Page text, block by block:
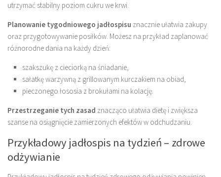
utrzymać stabilny poziom cukru we krwi.
Planowanie tygodniowego jadłospisu znacznie ułatwia zakupy
oraz przygotowywanie posiłków. Możesz na przykład zaplanować
różnorodne dania na każdy dzień:
szakszukę z cieciorką na śniadanie,
sałatkę warzywną z grillowanym kurczakiem na obiad,
pieczonego łososia z brokułami na kolację.
Przestrzeganie tych zasad znacząco ułatwia dietę i zwiększa
szanse na osiągnięcie zamierzonych efektów w odchudzaniu.
Przykładowy jadłospis na tydzień – zdrowe
odżywianie